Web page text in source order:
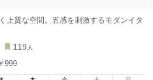
上質な空間。五感を刺激するモダンイタ
119 人
999